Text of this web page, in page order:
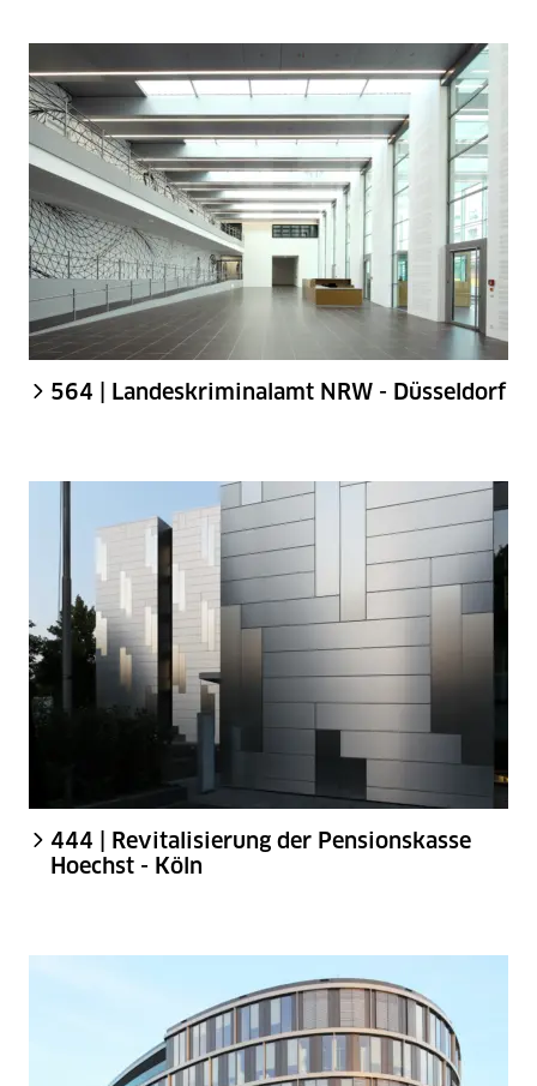
564 | Landeskriminalamt NRW - Düsseldorf
444 | Revitalisierung der Pensionskasse
Hoechst - Köln